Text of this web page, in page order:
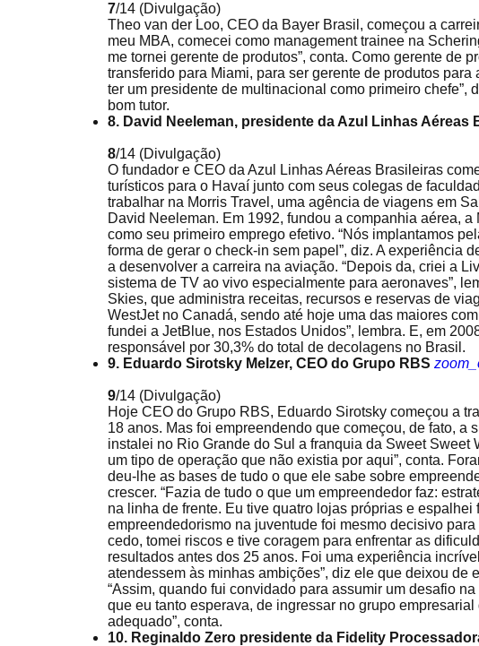
7/14 (Divulgação)
Theo van der Loo, CEO da Bayer Brasil, começou a
meu MBA, comecei como management trainee na
me tornei gerente de produtos”, conta. Como gerente de
transferido para Miami, para ser gerente de produtos para
ter um presidente de multinacional como primeiro chefe”,
bom tutor.
8. David Neeleman, presidente da Azul Linhas Aéreas
8/14 (Divulgação)
O fundador e CEO da Azul Linhas Aéreas Brasileiras
turísticos para o Havaí junto com seus colegas de
trabalhar na Morris Travel, uma agência de viagens em
David Neeleman. Em 1992, fundou a companhia aérea,
como seu primeiro emprego efetivo. “Nós implantamos
forma de gerar o check-in sem papel”, diz. A experiência
a desenvolver a carreira na aviação. “Depois da, criei a
sistema de TV ao vivo especialmente para aeronaves”,
Skies, que administra receitas, recursos e reservas de
WestJet no Canadá, sendo até hoje uma das maiores
fundei a JetBlue, nos Estados Unidos”, lembra. E, em
responsável por 30,3% do total de decolagens no Brasil.
9. Eduardo Sirotsky Melzer, CEO do Grupo RBS
9/14 (Divulgação)
Hoje CEO do Grupo RBS, Eduardo Sirotsky começou a
18 anos. Mas foi empreendendo que começou, de fato, a
instalei no Rio Grande do Sul a franquia da Sweet Sweet
um tipo de operação que não existia por aqui”, conta.
deu-lhe as bases de tudo o que ele sabe sobre
crescer. “Fazia de tudo o que um empreendedor faz:
na linha de frente. Eu tive quatro lojas próprias e espalhei
empreendedorismo na juventude foi mesmo decisivo
cedo, tomei riscos e tive coragem para enfrentar as
resultados antes dos 25 anos. Foi uma experiência
atendessem às minhas ambições”, diz ele que deixou de
“Assim, quando fui convidado para assumir um desafio
que eu tanto esperava, de ingressar no grupo
adequado”, conta.
10. Reginaldo Zero presidente da Fidelity